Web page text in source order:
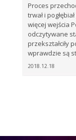
Proces
trwał i
więcej wejścia
odczytywane
przekształciły
wprawdzie są
2018.12.18